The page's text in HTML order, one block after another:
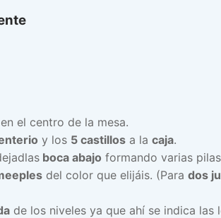
en el centro de la mesa.
y los 5 castillos a la caja.
boca abajo formando varias
del color que elijáis. (Para dos
de los niveles ya que ahí se indica